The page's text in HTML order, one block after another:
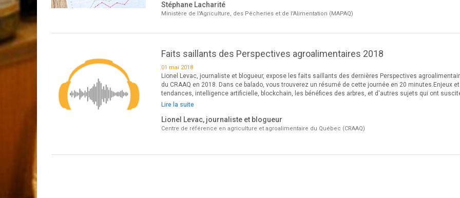
Stéphane Lacharité
Ministère de l'Agriculture, des Pêcheries et de l'Alimentation (MAPAQ)
Faits saillants des Perspectives agroalimentaires 2018
01 mai 2018
Lionel Levac, journaliste et blogueur, expose les faits saillants des dernières Perspectives
du CRAAQ en 2018. Dans ce balado, vous trouverez un résumé de cette journée en 20 minutes.Enjeux et
tendances, intelligence artificielle, blockchain, les bénéfices des arbres, et d'autres sujets qui ont
Lire la suite
Lionel Levac, journaliste et blogueur
Centre de référence en agriculture et agroalimentaire du Québec (CRAAQ)